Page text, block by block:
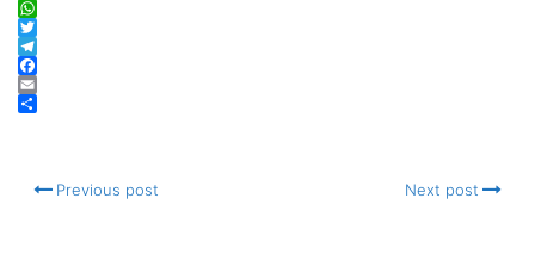
WhatsApp
Twitter
Telegram
Facebook
Email
Previous post Next post